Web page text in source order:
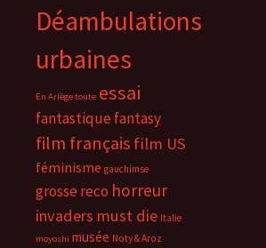
Déambulations
urbaines
En Ariège toute essai
fantastiquefantasy
film français film US
féminisme gauchimse
grosse reco horreur
invaders must die Italie
moyoshi musée Noty & Aroz